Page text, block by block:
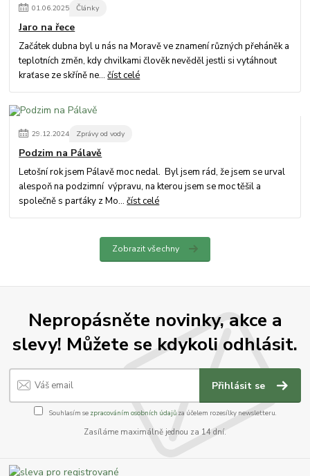
01.06.2025 Články
Jaro na řece
Začátek dubna byl u nás na Moravě ve znamení různých přeháněk a
teplotních změn, kdy chvilkami člověk nevěděl jestli si vytáhnout
kraťase ze skříně ne...číst celé
29.12.2024 Zprávy od vody
Podzim na Pálavě
Letošní rok jsem Pálavě moc nedal. Byl jsem rád, že jsem se urval
alespoň na podzimní výpravu, na kterou jsem se moc těšil a
společně s parťáky z Mo...číst celé
Zobrazit všechny
Nepropásněte novinky, akce a
slevy! Můžete se kdykoli odhlásit.
Přihlásit se
Souhlasím se zpracováním osobních údajůza účelem rozesílky newsletteru.
Zasíláme maximálně jednou za 14 dní.